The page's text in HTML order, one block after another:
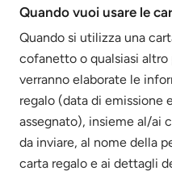
Quando vuoi usare le
Quando si utilizza una
cofanetto o qualsiasi
verranno elaborate le
regalo (data di emissione
assegnato), insieme al/ai
da inviare, al nome della
carta regalo e ai dettagli